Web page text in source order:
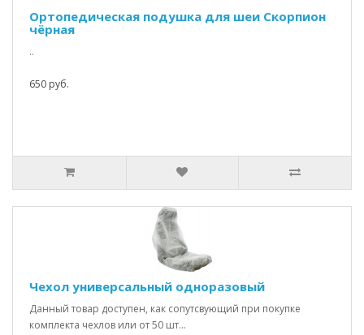
Ортопедическая подушка для шеи Скорпион
чёрная
..
650 руб.
Чехол универсальный одноразовый
Данный товар доступен, как сопутсвующий при покупке
комплекта чехлов или от 50 шт...